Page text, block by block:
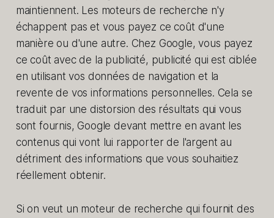
maintiennent. Les moteurs de recherche n'y
échappent pas et vous payez ce coût d'une
manière ou d'une autre. Chez Google, vous payez
ce coût avec de la publicité, publicité qui est ciblée
en utilisant vos données de navigation et la
revente de vos informations personnelles. Cela se
traduit par une distorsion des résultats qui vous
sont fournis, Google devant mettre en avant les
contenus qui vont lui rapporter de l'argent au
détriment des informations que vous souhaitiez
réellement obtenir.
Si on veut un moteur de recherche qui fournit des